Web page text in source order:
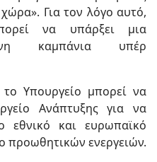
Για τον λόγο αυτό,
να υπάρξει μια
καμπάνια υπέρ
Υπουργείο μπορεί να
Ανάπτυξης για να
εθνικό και ευρωπαϊκό
προωθητικών ενεργειών.